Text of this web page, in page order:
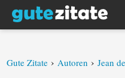
Gute Zitate › Autoren › Jean